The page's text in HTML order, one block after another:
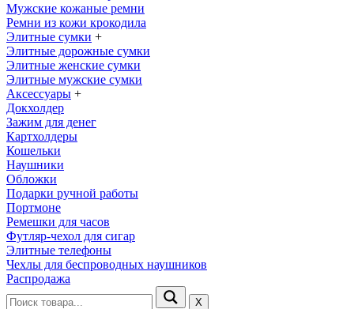
Мужские кожаные ремни
Ремни из кожи крокодила
Элитные сумки +
Элитные дорожные сумки
Элитные женские сумки
Элитные мужские сумки
Аксессуары +
Докхолдер
Зажим для денег
Картхолдеры
Кошельки
Наушники
Обложки
Подарки ручной работы
Портмоне
Ремешки для часов
Футляр-чехол для сигар
Элитные телефоны
Чехлы для беспроводных наушников
Распродажа
Х